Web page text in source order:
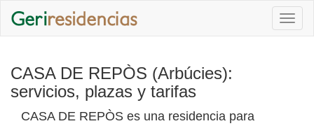
CASA DE REPÒS (Arbúcies):
servicios, plazas y tarifas
CASA DE REPÒS es una residencia para